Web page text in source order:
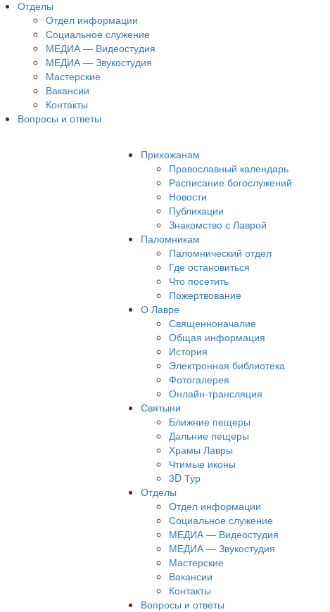
Отделы
Отдел информации
Социальное служение
МЕДИА — Видеостудия
МЕДИА — Звукостудия
Мастерские
Вакансии
Контакты
Вопросы и ответы
Прихожанам
Православный календарь
Расписание богослужений
Новости
Публикации
Знакомство с Лаврой
Паломникам
Паломнический отдел
Где остановиться
Что посетить
Пожертвование
О Лавре
Священноначалие
Общая информация
История
Электронная библиотека
Фотогалерея
Онлайн-трансляция
Святыни
Ближние пещеры
Дальние пещеры
Храмы Лавры
Чтимые иконы
3D Тур
Отделы
Отдел информации
Социальное служение
МЕДИА — Видеостудия
МЕДИА — Звукостудия
Мастерские
Вакансии
Контакты
Вопросы и ответы